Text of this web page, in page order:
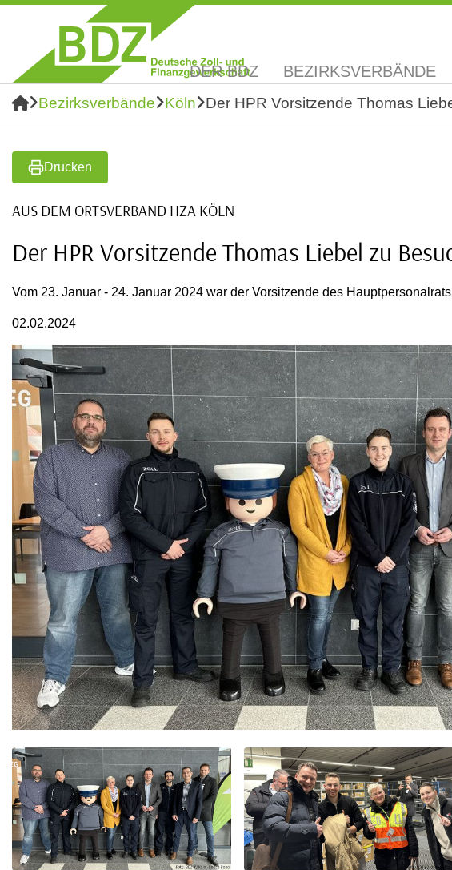
DER BDZ BEZIRKSVERBÄNDE
Bezirksverbände Köln Der HPR Vorsitzende Thomas
Drucken
AUS DEM ORTSVERBAND HZA KÖLN
Der HPR Vorsitzende Thomas Liebel zu
Vom 23. Januar - 24. Januar 2024 war der Vorsitzende des
02.02.2024